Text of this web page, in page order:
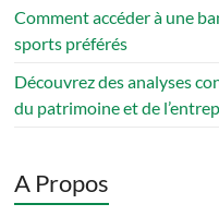
Comment accéder à une
sports préférés
Découvrez des analyses
du patrimoine et de
A Propos